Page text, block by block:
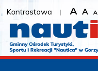
Kontrastowa | A A A